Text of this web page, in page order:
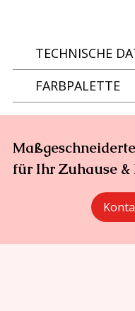
TECHNISCHE
FARBPALETTE
für Ihr Zuhause